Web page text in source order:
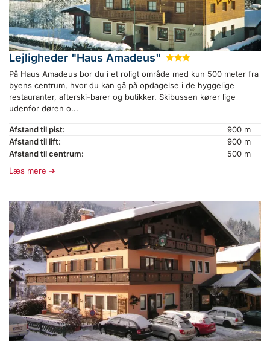
Lejligheder "Haus Amadeus" ★★
På Haus Amadeus bor du i et roligt område med kun 500 meter fra
byens centrum, hvor du kan gå på opdagelse i de hyggelige
restauranter, afterski-barer og butikker. Skibussen kører lige
udenfor døren o...
Afstand til pist:
900 m
Afstand til lift:
900 m
Afstand til centrum:
500 m
Læs mere